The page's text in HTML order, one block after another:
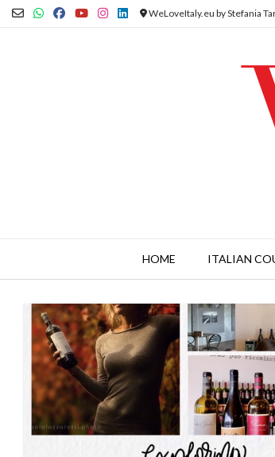
Skip
WeLoveItaly.eu by Stefania
HOME ITALIAN